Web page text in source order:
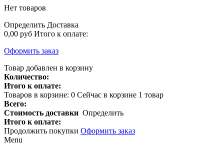
Нет товаров
Определить Доставка
0,00 руб Итого к оплате:
Оформить заказ
Товар добавлен в корзину
Количество:
Итого к оплате:
Товаров в корзине: 0 Сейчас в корзине 1 товар
Всего:
Стоимость доставки Определить
Итого к оплате:
Продолжить покупки Оформить заказ
Menu